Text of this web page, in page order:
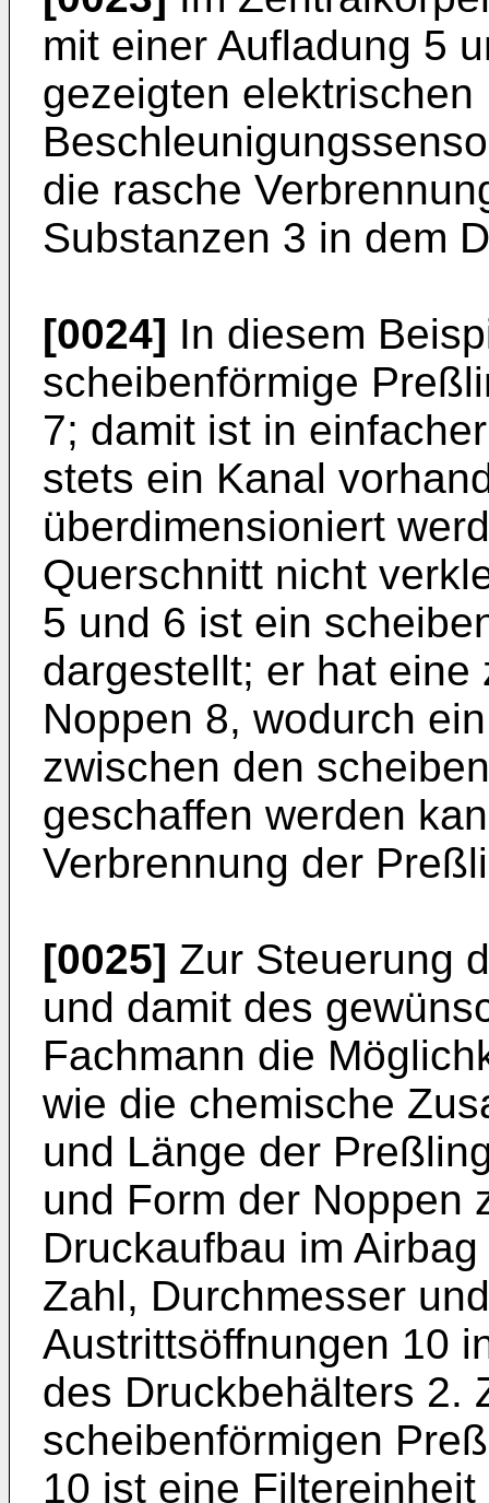
mit einer Aufladung 5
gezeigten
die rasche
Substanzen 3 in dem
[0024] In diesem
scheibenförmige
7; damit ist in
stets ein Kanal
überdimensioniert
Querschnitt nicht
5 und 6 ist ein
dargestellt; er hat
Noppen 8, wodurch
zwischen den
geschaffen werden
Verbrennung der
[0025] Zur Steuerung
und damit des
Fachmann die
wie die chemische
und Länge der
und Form der Noppen
Druckaufbau im
Zahl, Durchmesser
Austrittsöffnungen 10
des Druckbehälters 2.
scheibenförmigen
10 ist eine